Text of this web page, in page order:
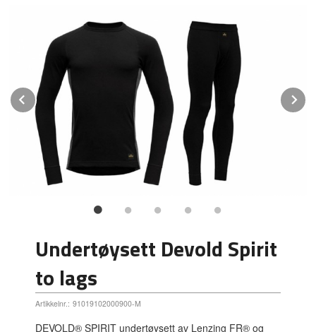
Prev
Undertøysett Devold Spirit
to lags
Artikkelnr.: 91019102000900-M
DEVOLD® SPIRIT undertøysett av Lenzing FR® og